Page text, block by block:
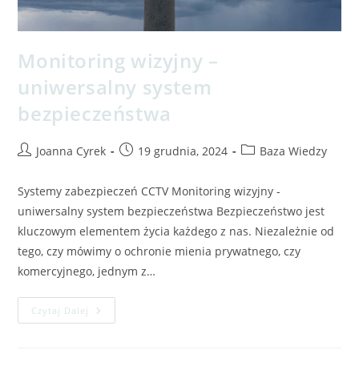
Monitoring wizyjny –
uniwersalny system
bezpieczeństwa
Joanna Cyrek 19 grudnia, 2024 Baza Wiedzy
Systemy zabezpieczeń CCTV Monitoring wizyjny -
uniwersalny system bezpieczeństwa Bezpieczeństwo jest
kluczowym elementem życia każdego z nas. Niezależnie od
tego, czy mówimy o ochronie mienia prywatnego, czy
komercyjnego, jednym z…
Czytaj Dalej